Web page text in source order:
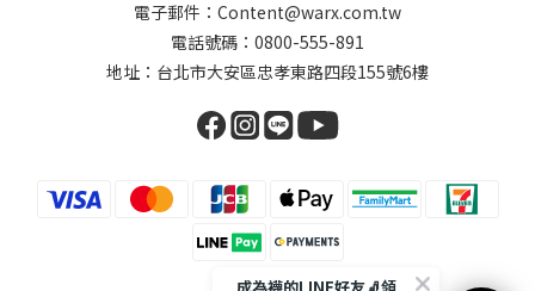
電子郵件：Content@warx.com.tw
電話號碼：0800-555-891
地址：台北市大安區忠孝東路四段155號6樓